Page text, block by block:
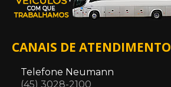
CANAIS DE ATENDIMENTO
Telefone Neumann
(45) 3028-2100